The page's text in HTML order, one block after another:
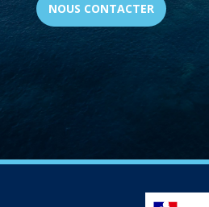
NOUS CONTACTER